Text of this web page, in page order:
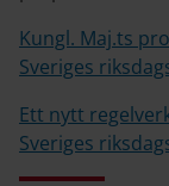
Kungl. Maj.ts
Sveriges
Ett nytt
Sveriges